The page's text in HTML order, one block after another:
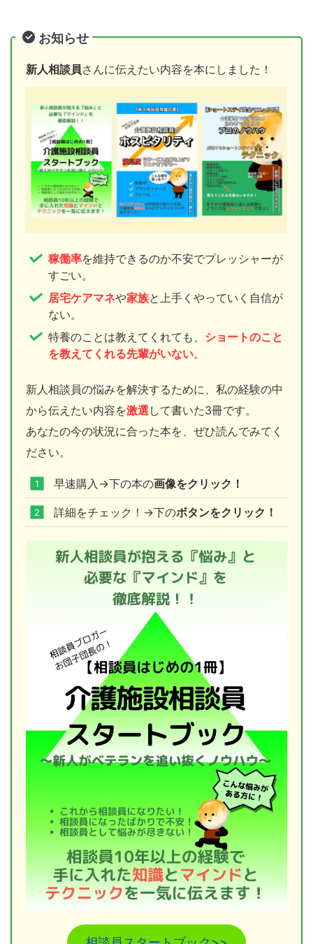
お知らせ
新人相談員さんに伝えたい内容を本にしました！
稼働率を維持できるのか不安でプレッシャーが
すごい。
居宅ケアマネや家族と上手くやっていく自信が
ない。
特養のことは教えてくれても、 ショートのこと
を教えてくれる先輩がいない。
新人相談員の悩みを解決するために、私の経験の中
から伝えたい内容を激選して書いた3冊です。
あなたの今の状況に合った本を、ぜひ読んでみてく
ださい。
早速購入→下の本の画像をクリック！
詳細をチェック！→下のボタンをクリック！